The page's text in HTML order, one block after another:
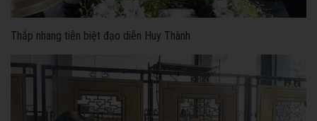
Thắp nhang tiễn biệt đạo diễn Huy Thành